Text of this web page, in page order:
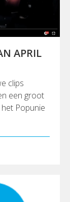
APRIL
clips
een groot
Popunie